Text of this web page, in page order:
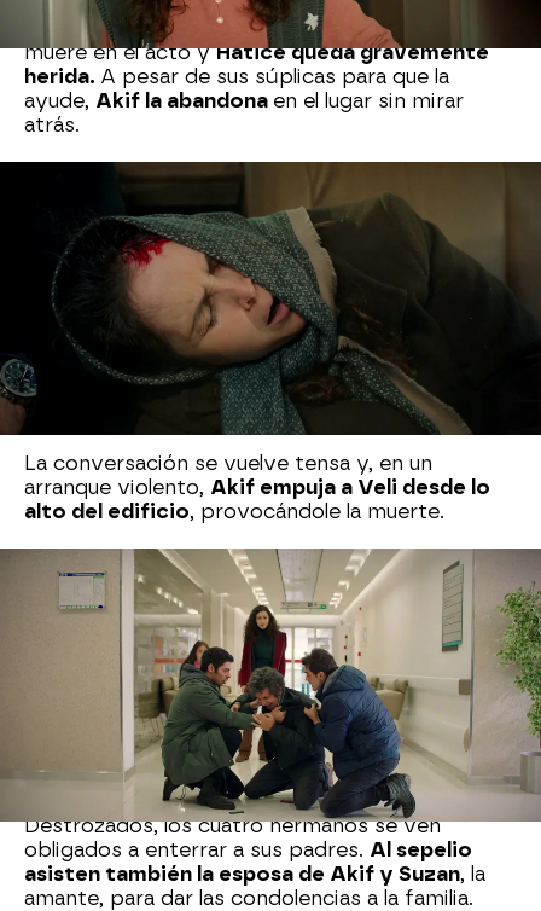
Akif sale ileso, pero el conductor del camión
muere en el acto yHatice queda gravemente
herida. A pesar de sus súplicas para que la
ayude, Akif la abandona en el lugar sin mirar
atrás.
Cuando Veli, el marido de Hatice, se entera del
accidente, corre al hospital con sus hijos. Hatice
está en estado crítico y se teme por su vida.
Al día siguiente, Veli, que trabajaba en la
construcción, acude a su puesto de trabajo. Su
jefe no es otro que Akif. Decidido a enfrentarlo,
Veli le exige respuestas. Le confiesa que sabe lo
que ha visto su mujer y le exige una explicación
por qué Hatice iba con él en el coche.
La conversación se vuelve tensa y, en un
arranque violento, Akif empuja a Veli desde lo
alto del edificio, provocándole la muerte.
Poco después, el tío de los Eren recibe una
llamada devastadora:¡Veli ha muerto!
Sin poder
contener las lágrimas, comparte la trágica noticia
con sus sobrinos, que apenas pueden asimilar el
Mientras tanto, en la UCI,Hatice sufre una
parada cardiorrespiratoria
y los médicos no
pueden hacer nada por salvar su vida.
Destrozados, los cuatro hermanos se ven
obligados a enterrar a sus padres. Al sepelio
asisten también la esposa de Akif y Suzan, la
amante, para dar las condolencias a la familia.